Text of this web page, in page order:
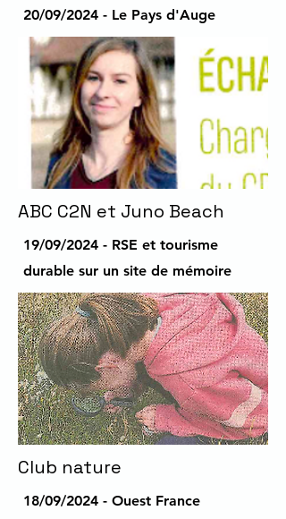
20/09/2024 - Le Pays d'Auge
ABC C2N et Juno Beach
19/09/2024 - RSE et tourisme
durable sur un site de mémoire
Club nature
18/09/2024 - Ouest France